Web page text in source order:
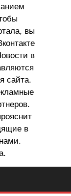
вы
в
сайта.
в